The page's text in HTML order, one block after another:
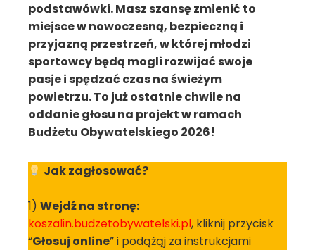
podstawówki. Masz szansę zmienić to
miejsce w nowoczesną, bezpieczną i
przyjazną przestrzeń, w której młodzi
sportowcy będą mogli rozwijać swoje
pasje i spędzać czas na świeżym
powietrzu. To już ostatnie chwile na
oddanie głosu na projekt w ramach
Budżetu Obywatelskiego 2026!
Jak zagłosować?
1) Wejdź na stronę:
koszalin.budzetobywatelski.pl, kliknij przycisk
“Głosuj online” i podążąj za instrukcjami